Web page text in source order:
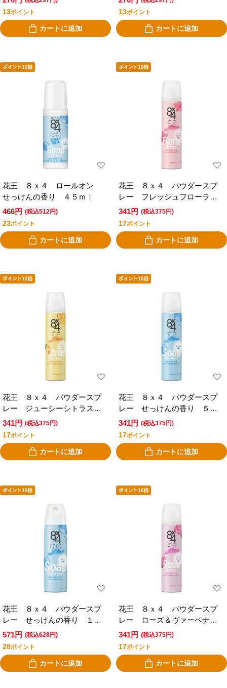
13ポイント
カートに追加
13ポイント
カートに追加
花王 ８ｘ４ ロールオン
せっけんの香り ４５ｍｌ
466円 (税込512円)
23ポイント
カートに追加
花王 ８ｘ４ パウダースプ
レー フレッシュフローラル
の香り ５０ｇ
341円 (税込375円)
17ポイント
カートに追加
花王 ８ｘ４ パウダースプ
レー ジューシーシトラスの
香り ５０ｇ
341円 (税込375円)
17ポイント
カートに追加
花王 ８ｘ４ パウダースプ
レー せっけんの香り ５０
ｇ
341円 (税込375円)
17ポイント
カートに追加
花王 ８ｘ４ パウダースプ
レー せっけんの香り １５
０ｇ
571円 (税込628円)
28ポイント
カートに追加
花王 ８ｘ４ パウダースプ
レー ローズ＆ヴァーベナの
香り ５０ｇ
341円 (税込375円)
17ポイント
カートに追加